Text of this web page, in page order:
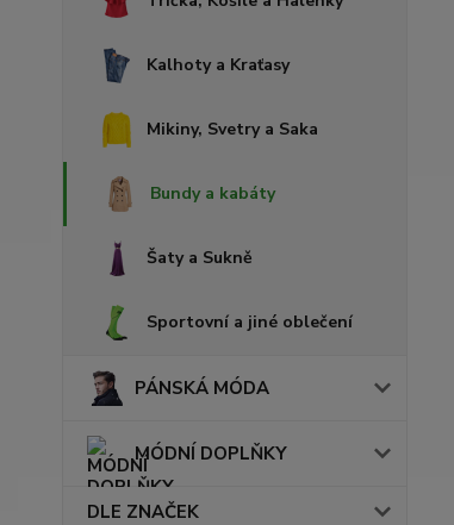
Kalhoty a Kraťasy
Mikiny, Svetry a Saka
Bundy a kabáty
Šaty a Sukně
Sportovní a jiné oblečení
PÁNSKÁ MÓDA
MÓDNÍ DOPLŇKY
DLE ZNAČEK